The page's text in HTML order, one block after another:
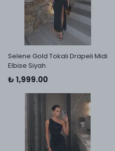
Selene Gold Tokalı Drapeli Midi
Elbise Siyah
₺ 1,999.00